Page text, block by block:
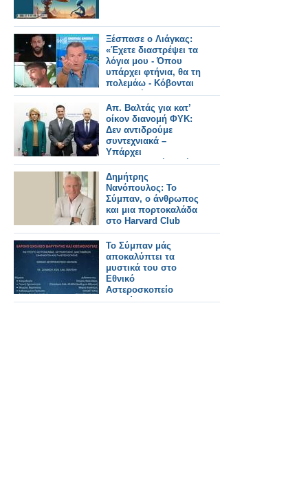
Ξέσπασε ο Λιάγκας:
«Έχετε διαστρέψει τα
λόγια μου - Όπου
υπάρχει φτήνια, θα τη
πολεμάω - Κόβονται
εκπομπές και δεν
αντικαθίστανται
Απ. Βαλτάς για κατ’
οίκον διανομή ΦΥΚ:
Δεν αντιδρούμε
συντεχνιακά –
Υπάρχει
φαρμακευτική αρχή
και πρακτική
Δημήτρης
Νανόπουλος: Το
Σύμπαν, ο άνθρωπος
και μια πορτοκαλάδα
στο Harvard Club
Το Σύμπαν μάς
αποκαλύπτει τα
μυστικά του στο
Εθνικό
Αστεροσκοπείο
Αθηνών